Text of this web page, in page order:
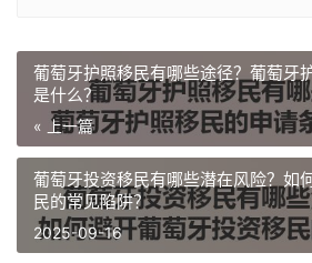
葡萄牙护照移民有哪些途径？葡萄牙
是什么？
« 上一篇
葡萄牙投资移民有哪些潜在风险？如
民的常见陷阱？
2025-09-16